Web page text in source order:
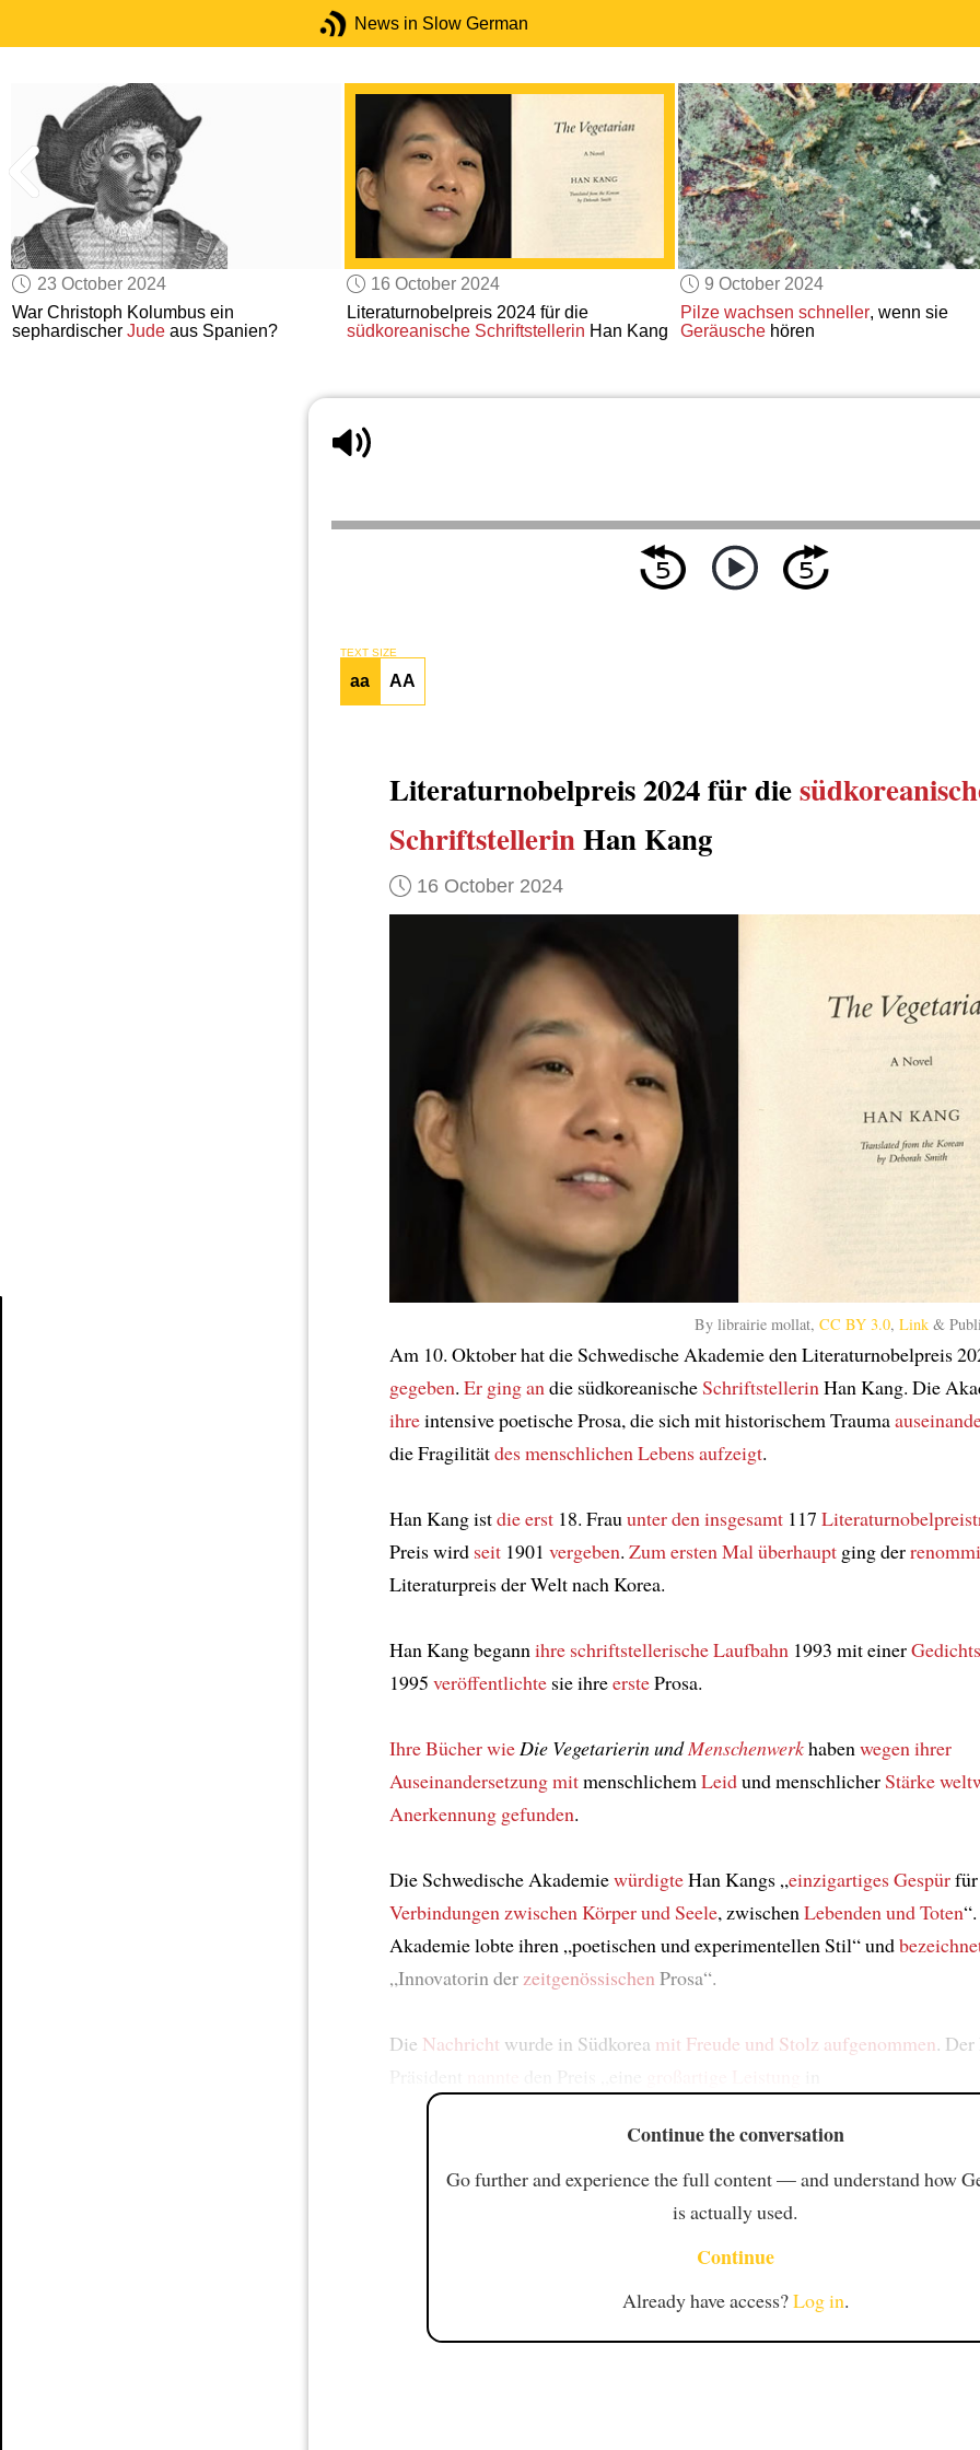
News in Slow German
23 October 2024
War Christoph Kolumbus ein
sephardischerJude aus Spanien?
16 October 2024
Literaturnobelpreis 2024 für die
südkoreanische Schriftstellerin Han Kang
9 October 2024
Pilze wachsen schneller, wenn sie
Geräuschehören
TEXT SIZE
aa AA
Literaturnobelpreis 2024 für die
SchriftstellerinHan Kang
16 October 2024
By librairie mollat, CC BY 3.0, Link &
Am 10. Oktober hat die Schwedische Akademie den Literaturnobelpreis
gegeben. Er ging an die südkoreanischeSchriftstellerin Han Kang. Die
ihreintensive poetische Prosa, die sich mit historischem Trauma
die Fragilitätdes menschlichen Lebensaufzeigt.
Han Kang istdie erst 18. Frau unter den insgesamt 117
Preis wird seit 1901 vergeben. Zum ersten Mal überhaupt ging der
Literaturpreis der Welt nach Korea.
Han Kang begann ihre schriftstellerische Laufbahn 1993 mit einer
1995 veröffentlichte sie ihreersteProsa.
Ihre Bücher wie Die Vegetarierin undMenschenwerkhaben wegen ihrer
Auseinandersetzung mitmenschlichem Leidund menschlicherStärke
Anerkennung gefunden.
Die Schwedische AkademiewürdigteHan Kangs „einzigartiges Gespür
Verbindungen zwischen Körper und Seele, zwischen Lebenden und Toten
Akademie lobte ihren „poetischen und experimentellen Stil“ und
„Innovatorin der zeitgenössischen Prosa“.
Die Nachricht wurde in Südkorea mit Freude und Stolz aufgenommen.
Continue the conversation
Go further and experience the full content — and understand how
is actually used.
Continue
Already have access?Log in.